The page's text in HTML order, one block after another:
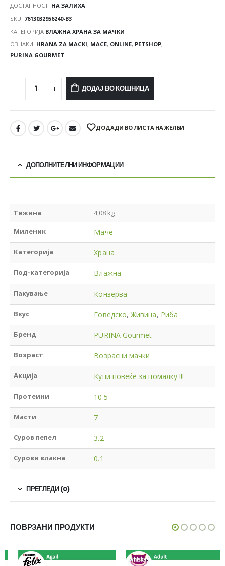
ДОСТАПНОСТ: НА ЗАЛИХА
SKU: 7613032956240-B3
КАТЕГОРИЈА ВЛАЖНА ХРАНА ЗА МАЧКИ
ОЗНАКИ: HRANA ZA MACKI, MACE, ONLINE, PETSHOP,
PURINA GOURMET
ДОДАЈ ВО КОШНИЦА
ДОДАДИ ВО ЛИСТА НА ЖЕЛБИ
ДОПОЛНИТЕЛНИ ИНФОРМАЦИИ
Тежина 4,08 kg
Миленик Маче
Категорија Храна
Под-категорија Влажна
Пакување Конзерва
Вкус Говедско,Живина, Риба
Бренд PURINA Gourmet
Возраст Возрасни мачки
Акција Купи повеќе за помалку !!!
Протеини 10.5
Масти 7
Суров пепел 3.2
Сурови влакна 0.1
ПРЕГЛЕДИ (0)
ПОВРЗАНИ ПРОДУКТИ